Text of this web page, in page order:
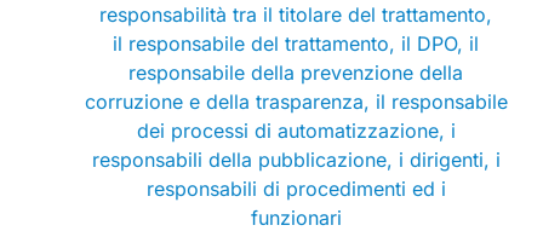
responsabilità tra il titolare del trattamento,
il responsabile del trattamento, il DPO, il
responsabile della prevenzione della
corruzione e della trasparenza, il responsabile
dei processi di automatizzazione, i
responsabili della pubblicazione, i dirigenti, i
responsabili di procedimenti ed i
funzionari